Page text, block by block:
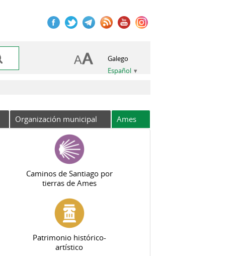
Galego
Español
Organización municipal Ames
Caminos de Santiago por
tierras de Ames
Patrimonio histórico-
artístico